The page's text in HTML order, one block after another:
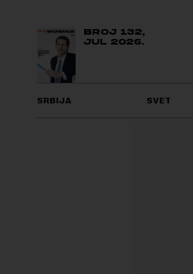
BROJ 132,
JUL 2026.
SRBIJA SVET